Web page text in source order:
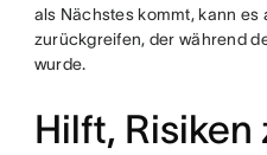
als Nächstes kommt, kann es
zurückgreifen, der während
wurde.
Hilft, Risiken